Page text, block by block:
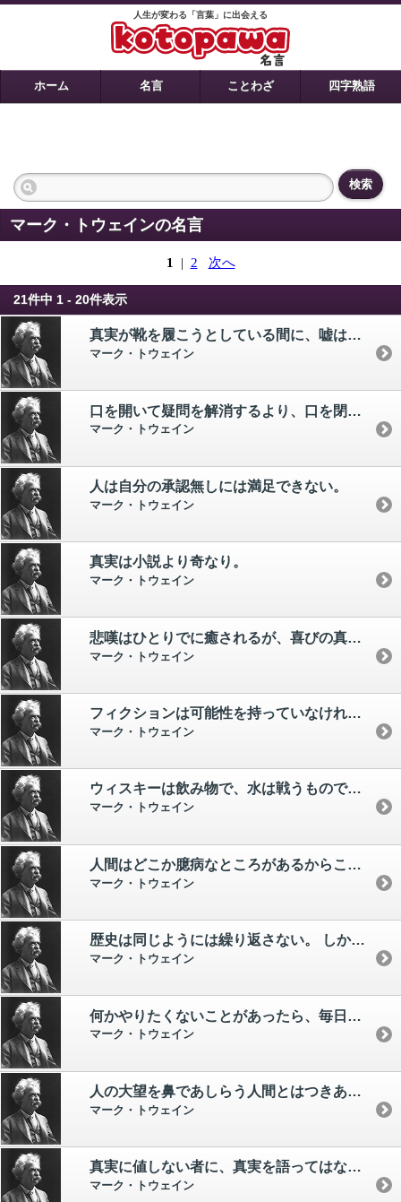
人生が変わる「言葉」に出会える
ホーム 名言 ことわざ 四字熟語
検索
マーク・トウェインの名言
1 | 2 次へ
21件中 1 - 20件表示
真実が靴を履こうとしている間に、嘘は既に世界の半分に広まっている。
マーク・トウェイン
口を開いて疑問を解消するより、口を閉じたままで愚かに見られる方がまだいい。
マーク・トウェイン
人は自分の承認無しには満足できない。
マーク・トウェイン
真実は小説より奇なり。
マーク・トウェイン
悲嘆はひとりでに癒されるが、喜びの真価は他人と分かち合わなければ得られない。
マーク・トウェイン
フィクションは可能性を持っていなければならないが、真実はそうではない。
マーク・トウェイン
ウィスキーは飲み物で、水は戦うものである。
マーク・トウェイン
人間はどこか臆病なところがあるからこそ、「大胆」というのが褒め言葉になるのだ。
マーク・トウェイン
歴史は同じようには繰り返さない。 しかし歴史は韻を踏む。
マーク・トウェイン
何かやりたくないことがあったら、毎日必ずそれをやることだ。 これが、苦痛なしに義務を果たす習慣を身に付けるための黄金律なのだ。
マーク・トウェイン
人の大望を鼻であしらう人間とはつきあわぬことだ。 それが小人の常だから。 しかし真の大人物に会うと、すばらしいことに、こちらも大人物になれそうな気持ちにしてくれる。
マーク・トウェイン
真実に値しない者に、真実を語ってはならない。
マーク・トウェイン